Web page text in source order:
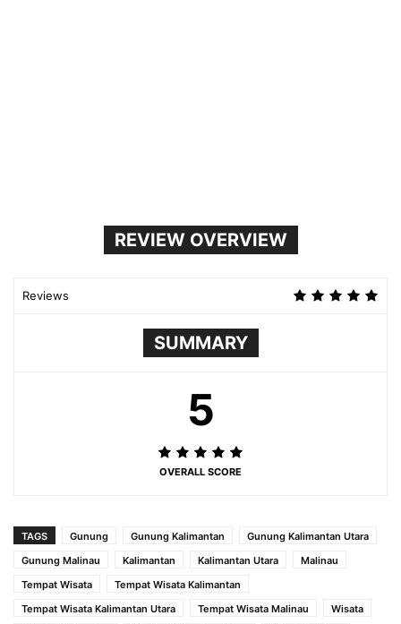
REVIEW OVERVIEW
Reviews
SUMMARY
5
OVERALL SCORE
TAGS Gunung Gunung Kalimantan
Gunung Kalimantan Utara
Gunung Malinau
Kalimantan Kalimantan Utara
Malinau
Tempat Wisata
Tempat Wisata Kalimantan
Tempat Wisata Kalimantan Utara
Tempat Wisata Malinau
Wisata